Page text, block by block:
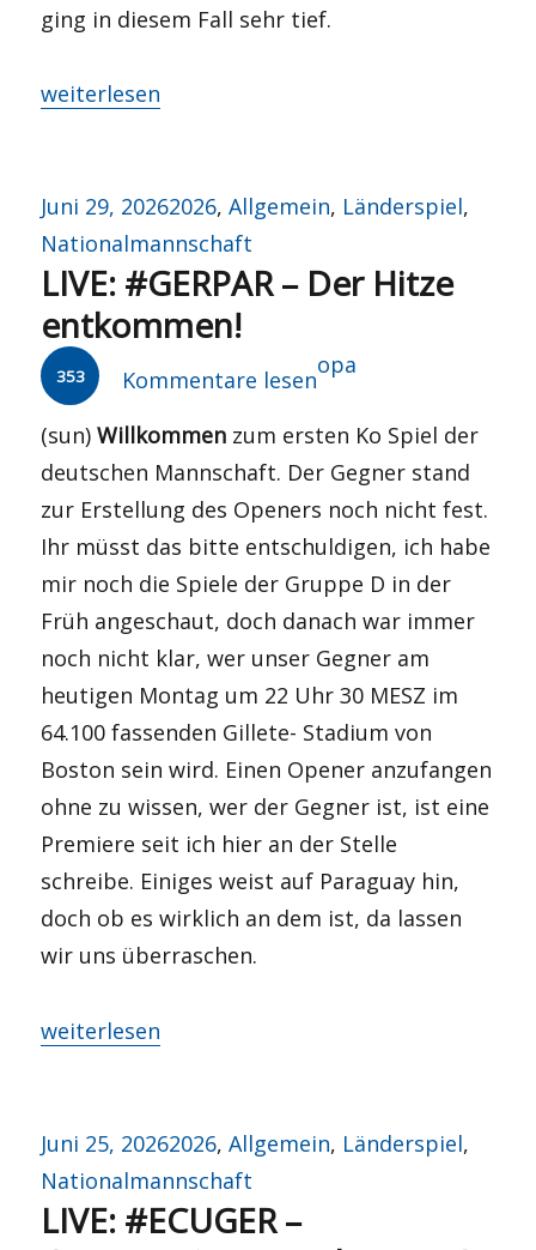
ging in diesem Fall sehr tief.
„Vorwärts immer, rückwärts nimmer?“
weiterlesen
Veröffentlicht
am
Juni 29, 2026Kategorien
2026,Allgemein, Länderspiel,
Nationalmannschaft
LIVE: #GERPAR – Der Hitze
entkommen!
353 Kommentare lesen
Autor
opa
(sun)Willkommen zum ersten Ko Spiel der
deutschen Mannschaft. Der Gegner stand
zur Erstellung des Openers noch nicht fest.
Ihr müsst das bitte entschuldigen, ich habe
mir noch die Spiele der Gruppe D in der
Früh angeschaut, doch danach war immer
noch nicht klar, wer unser Gegner am
heutigen Montag um 22 Uhr 30 MESZ im
64.100 fassenden Gillete- Stadium von
Boston sein wird. Einen Opener anzufangen
ohne zu wissen, wer der Gegner ist, ist eine
Premiere seit ich hier an der Stelle
schreibe. Einiges weist auf Paraguay hin,
doch ob es wirklich an dem ist, da lassen
wir uns überraschen.
„LIVE: #GERPAR – Der Hitze entkommen!“
weiterlesen
Veröffentlicht
am
Juni 25, 2026Kategorien
2026,Allgemein, Länderspiel,
Nationalmannschaft
LIVE: #ECUGER –